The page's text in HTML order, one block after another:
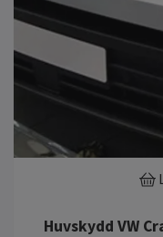
Huvskydd VW